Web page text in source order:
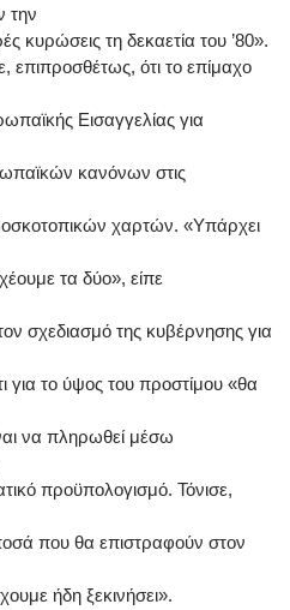
την
κυρώσεις τη δεκαετία του ’80».
επιπροσθέτως, ότι το επίμαχο
Εισαγγελίας για
κανόνων στις
χαρτών. «Υπάρχει
τα δύο», είπε
σχεδιασμό της κυβέρνησης για
για το ύψος του προστίμου «θα
να πληρωθεί μέσω
προϋπολογισμό. Τόνισε,
που θα επιστραφούν στον
ήδη ξεκινήσει».